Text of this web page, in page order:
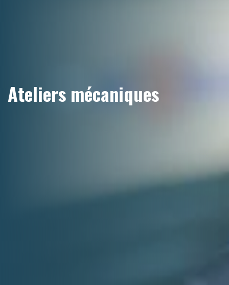
Ateliers mécaniques